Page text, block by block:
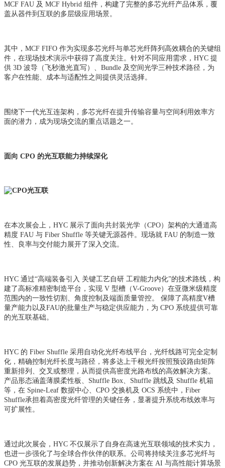
MCF FAU 及 MCF Hybrid 组件，构建了完整的多芯光纤产品体系，覆
盖从器件到互联的多层级应用场景。
其中，MCF FIFO 作为实现多芯光纤与单芯光纤阵列高效耦合的关键组
件，在现场技术演示中获得了高度关注。针对不同应用需求，HYC 提
供 3D 波导（飞秒激光直写）、Bundle 及空间光学三种技术路径，为
客户在性能、成本与适配性之间提供灵活选择。
围绕下一代光互连架构，多芯光纤在提升传输容量与空间利用效率方
面的潜力，成为现场交流的重点话题之一。
面向 CPO 的光互联能力持续深化
在本次展会上，HYC 展示了面向共封装光学（CPO）架构的大通道高
精度 FAU 与 Fiber Shuffle 等关键无源器件。现场就 FAU 的制造一致
性、良率与交付能力展开了深入交流。
HYC 通过“高端装备引入 关键工艺自研 工程能力内化”的技术路线，构
建了高标准精密制造平台，实现 V 型槽（V-Groove）在亚微米级精度
范围内的一致性切割、角度控制及端面质量管控。 保障了高精度V槽
量产能力以及FAU的批量生产与稳定供应能力，为 CPO 系统提供可靠
的光互联基础。
HYC 的 Fiber Shuffle 采用自动化光纤布线平台，光纤线路可完全定制
化，精确控制光纤长度与路径，将多达上千根光纤按照预设路由矩阵
重新排列、交叉或整理，从而提供高密度光路布线的高效解决方案。
产品形态涵盖薄膜柔性板、Shuffle Box、Shuffle 跳线及 Shuffle 机箱
等，在 Spine‑Leaf 数据中心、CPO 交换机及 OCS 系统中，Fiber
Shuffle承担着高密度光纤管理的关键任务，显著提升系统布线效率与
可扩展性。
通过此次展会，HYC 不仅展示了自身在高速光互联领域的技术实力，
也进一步强化了与全球合作伙伴的联系。公司将持续关注多芯光纤与
CPO 光互联的发展趋势，并推动创新解决方案在 AI 与高性能计算场景